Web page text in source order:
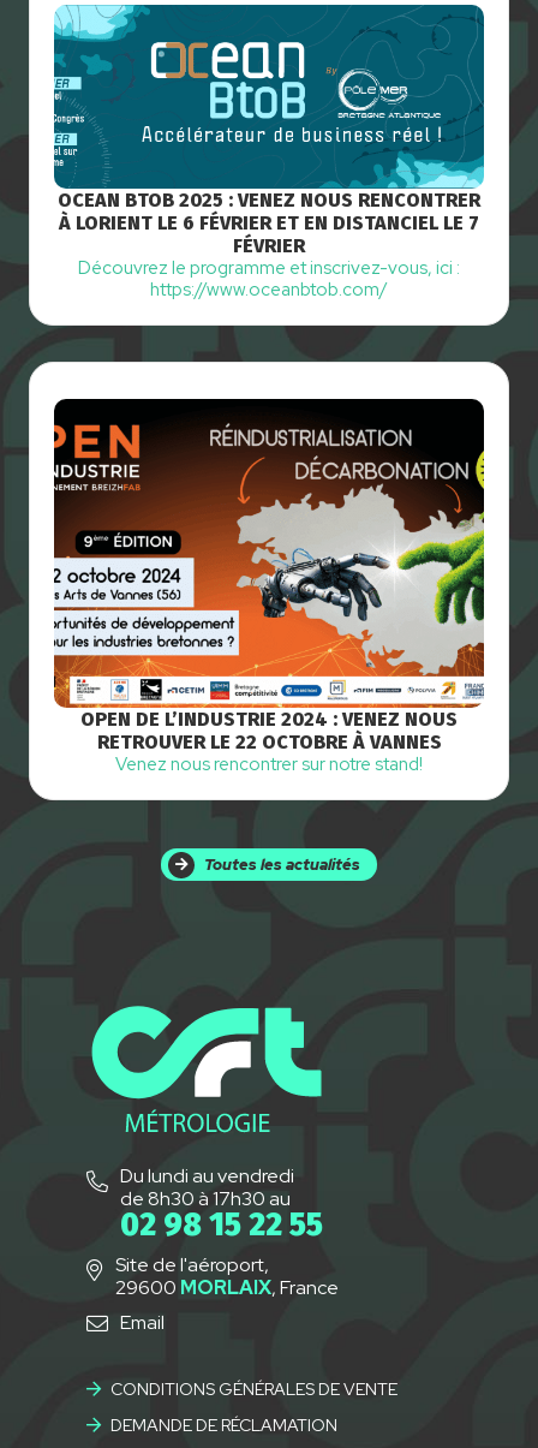
OCEAN BTOB 2025 : VENEZ NOUS RENCONTRER
À LORIENT LE 6 FÉVRIER ET EN DISTANCIEL LE 7
FÉVRIER
Découvrez le programme et inscrivez-vous, ici :
https://www.oceanbtob.com/
OPEN DE L’INDUSTRIE 2024 : VENEZ NOUS
RETROUVER LE 22 OCTOBRE À VANNES
Venez nous rencontrer sur notre stand!
Toutes les actualités
Du lundi au vendredi
de 8h30 à 17h30 au
02 98 15 22 55
Site de l'aéroport,
29600 MORLAIX, France
Email
CONDITIONS GÉNÉRALES DE VENTE
DEMANDE DE RÉCLAMATION